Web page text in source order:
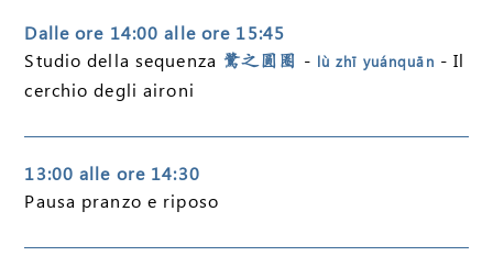
Dalle ore 14:00 alle ore 15:45
Studio della sequenza 鷺之圓圈 - lù zhī yuánquān - Il
cerchio degli aironi
13:00 alle ore 14:30
Pausa pranzo e riposo